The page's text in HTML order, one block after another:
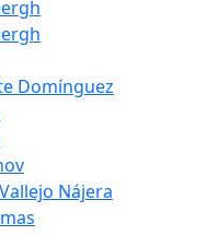
Domínguez
Nájera